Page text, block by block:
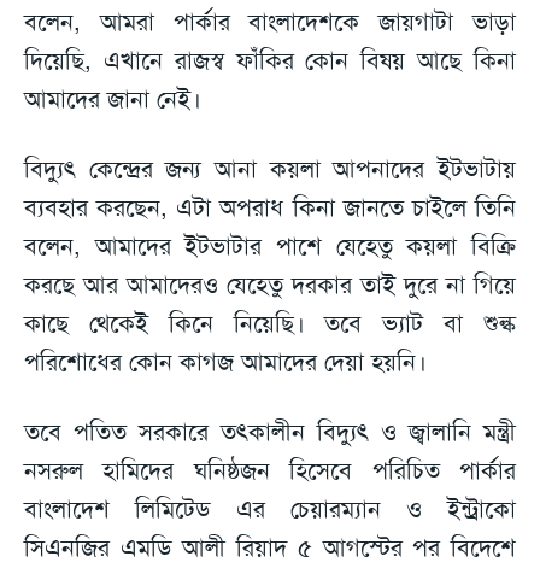
বলেন, আমরা পার্কার বাংলাদেশকে জায়গাটা ভাড়া
দিয়েছি, এখানে রাজস্ব ফাঁকির কোন বিষয় আছে কিনা
আমাদের জানা নেই।
বিদ্যুৎ কেন্দ্রের জন্য আনা কয়লা আপনাদের ইটভাটায়
ব্যবহার করছেন, এটা অপরাধ কিনা জানতে চাইলে তিনি
বলেন, আমাদের ইটভাটার পাশে যেহেতু কয়লা বিক্রি
করছে আর আমাদেরও যেহেতু দরকার তাই দুরে না গিয়ে
কাছে থেকেই কিনে নিয়েছি। তবে ভ্যাট বা শুল্ক
পরিশোধের কোন কাগজ আমাদের দেয়া হয়নি।
তবে পতিত সরকারে তৎকালীন বিদ্যুৎ ও জ্বালানি মন্ত্রী
নসরুল হামিদের ঘনিষ্ঠজন হিসেবে পরিচিত পার্কার
বাংলাদেশ লিমিটেড এর চেয়ারম্যান ও ইন্ট্রাকো
সিএনজির এমডি আলী রিয়াদ ৫ আগস্টের পর বিদেশে